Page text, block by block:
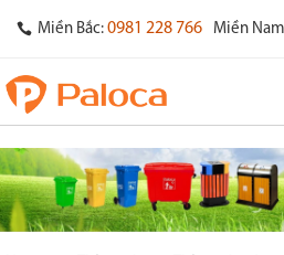
Miền Bắc: 0981 228 766 Miền